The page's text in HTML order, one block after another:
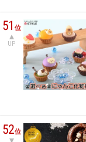
51位
UP
52位